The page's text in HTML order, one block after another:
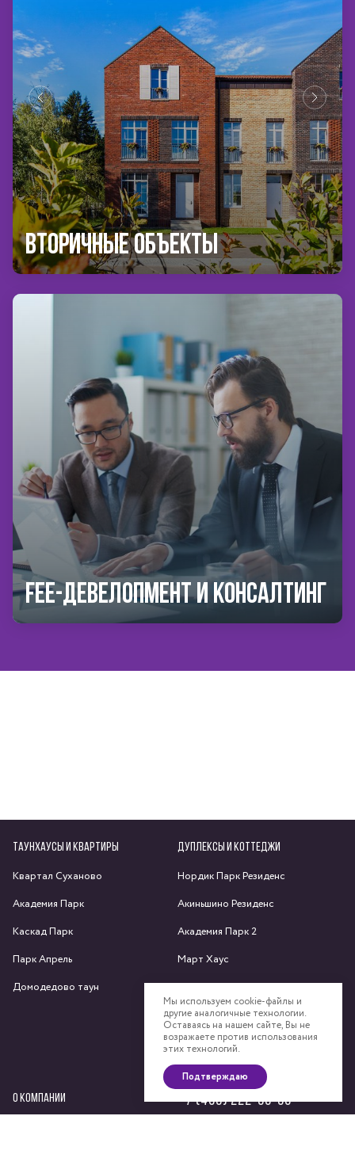
Мы используем cookie-файлы и
другие аналогичные технологии.
Оставаясь на нашем сайте, Вы не
возражаете против использования
этих технологий.
Подтверждаю
Вторичные объекты
Fee-девелопмент и консалтинг
ТАУНХАУСЫ И КВАРТИРЫ
Квартал Суханово
Академия Парк
Каскад Парк
Парк Апрель
Домодедово таун
ДУПЛЕКСЫ И КОТТЕДЖИ
Нордик Парк Резиденс
Акиньшино Резиденс
Академия Парк 2
Март Хаус
Яхрома парк
Спас-Каменка
Федоскино Парк
О КОМПАНИИ +7 (495) 222-58-58